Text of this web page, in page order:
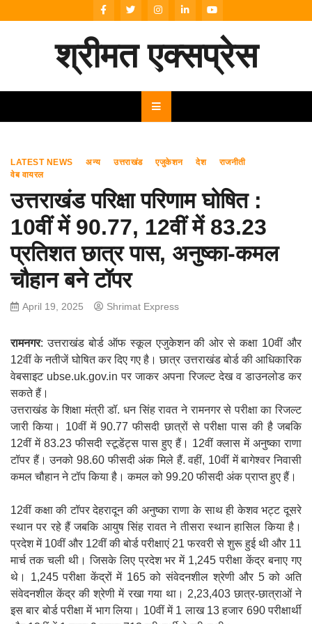
to
श्रीमत एक्सप्रेस
LATEST NEWS अन्य उत्तराखंड एजुकेशन देश
राजनीती
वेब वायरल
उत्तराखंड परिक्षा परिणाम घोषित :
10वीं में 90.77, 12वीं में 83.23
प्रतिशत छात्र पास, अनुष्का-कमल
चौहान बने टॉपर
April 19, 2025 Shrimat Express
रामनगर: उत्तराखंड बोर्ड ऑफ स्कूल एजुकेशन की ओर से कक्षा 10वीं और
12वीं के नतीजें घोषित कर दिए गए है। छात्र उत्तराखंड बोर्ड की आधिकारिक
वेबसाइट ubse.uk.gov.in पर जाकर अपना रिजल्ट देख व डाउनलोड कर
सकते हैं।
उत्तराखंड के शिक्षा मंत्री डॉ. धन सिंह रावत ने रामनगर से परीक्षा का रिजल्ट
जारी किया। 10वीं में 90.77 फीसदी छात्रों से परीक्षा पास की है जबकि
12वीं में 83.23 फीसदी स्टूडेंट्स पास हुए हैं। 12वीं क्लास में अनुष्का राणा
टॉपर हैं। उनको 98.60 फीसदी अंक मिले हैं. वहीं, 10वीं में बागेश्वर निवासी
कमल चौहान ने टॉप किया है। कमल को 99.20 फीसदी अंक प्राप्त हुए हैं।
12वीं कक्षा की टॉपर देहरादून की अनुष्का राणा के साथ ही केशव भट्ट दूसरे
स्थान पर रहे हैं जबकि आयुष सिंह रावत ने तीसरा स्थान हासिल किया है।
प्रदेश में 10वीं और 12वीं की बोर्ड परीक्षाएं 21 फरवरी से शुरू हुई थी और 11
मार्च तक चली थी‌। जिसके लिए प्रदेश भर में 1,245 परीक्षा केंद्र बनाए गए
थे। 1,245 परीक्षा केंद्रों में 165 को संवेदनशील श्रेणी और 5 को अति
संवेदनशील केंद्र की श्रेणी में रखा गया था। 2,23,403 छात्र-छात्राओं ने
इस बार बोर्ड परीक्षा में भाग लिया। 10वीं में 1 लाख 13 हजार 690 परीक्षार्थी